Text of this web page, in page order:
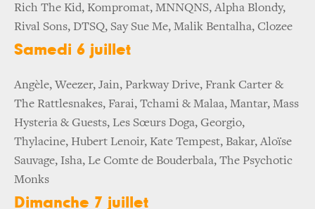
Rich The Kid, Kompromat, MNNQNS, Alpha Blondy,
Rival Sons, DTSQ, Say Sue Me, Malik Bentalha, Clozee
Samedi 6 juillet
Angèle, Weezer, Jain, Parkway Drive, Frank Carter &
The Rattlesnakes, Farai, Tchami & Malaa, Mantar, Mass
Hysteria & Guests, Les Sœurs Doga, Georgio,
Thylacine, Hubert Lenoir, Kate Tempest, Bakar, Aloïse
Sauvage, Isha, Le Comte de Bouderbala, The Psychotic
Monks
Dimanche 7 juillet